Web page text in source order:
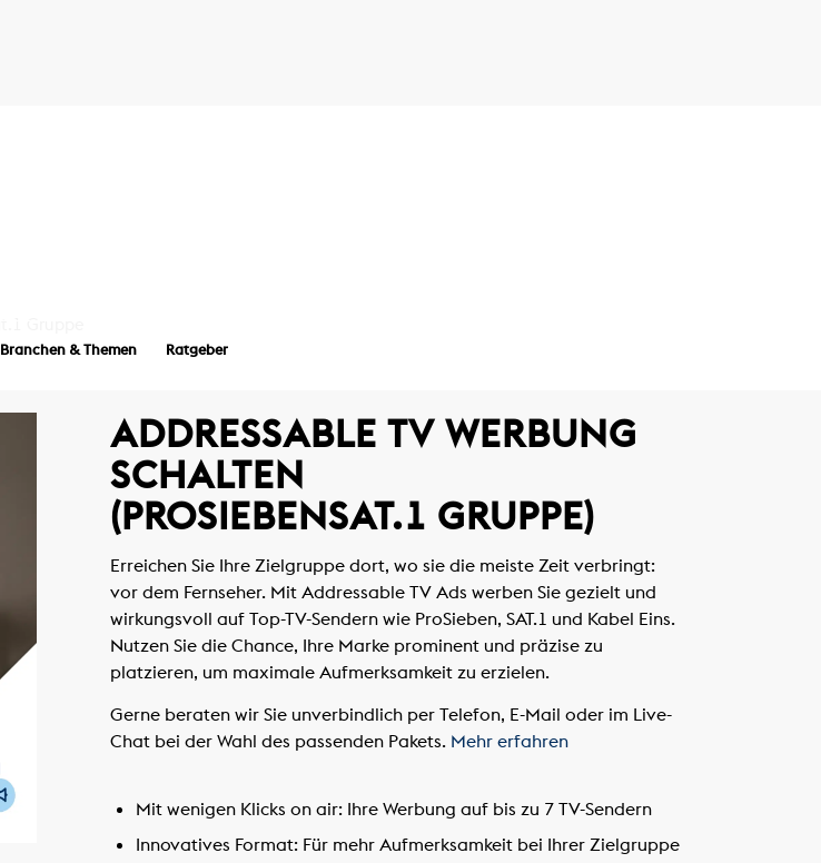
Branchen & Themen Ratgeber
ADDRESSABLE TV WERBUNG
SCHALTEN
(PROSIEBENSAT.1 GRUPPE)
Erreichen Sie Ihre Zielgruppe dort, wo sie die meiste Zeit verbringt:
vor dem Fernseher. Mit Addressable TV Ads werben Sie gezielt und
wirkungsvoll auf Top-TV-Sendern wie ProSieben, SAT.1 und Kabel Eins.
Nutzen Sie die Chance, Ihre Marke prominent und präzise zu
platzieren, um maximale Aufmerksamkeit zu erzielen.
Gerne beraten wir Sie unverbindlich per Telefon, E-Mail oder im Live-
Chat bei der Wahl des passenden Pakets. Mehr erfahren
Mit wenigen Klicks on air: Ihre Werbung auf bis zu 7 TV-Sendern
Innovatives Format: Für mehr Aufmerksamkeit bei Ihrer Zielgruppe